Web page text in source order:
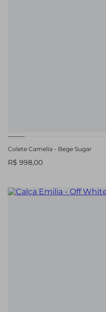
Colete Camelia - Bege Sugar
R$ 998,00